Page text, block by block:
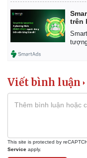
trên
Viết bình luận
This site is protected by
Service apply.